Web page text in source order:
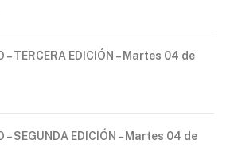
– TERCERA EDICIÓN – Martes 04 de
– SEGUNDA EDICIÓN – Martes 04 de